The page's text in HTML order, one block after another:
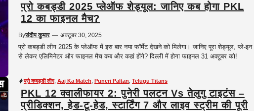
प्रो कबड्डी 2025 प्लेऑफ शेड्यूल: जानिए कब होगा PKL
12 का फाइनल मैच?
Byसंदीप कुमार — अक्टूबर 30, 2025
प्रो कबड्डी लीग 2025 के प्लेऑफ में इस बार नया फॉर्मेट देखने को मिलेगा। जानिए पूरा शेड्यूल, प्ले-इन
से लेकर एलिमिनेटर और फाइनल मैच कब और कहां होंगे? दिल्ली में होगा फाइनल 31 अक्टूबर को!
प्रो कबड्डी लीग, Aaj Ka Match Puneri Paltan Telugu Titans
PKL 12 क्वालीफायर 2: पुनेरी पलटन Vs तेलुगु टाइटंस –
प्रीडिक्शन, हेड-टू-हेड, स्टार्टिंग 7 और लाइव स्ट्रीम की पूरी